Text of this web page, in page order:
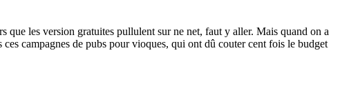
que les version gratuites pullulent sur ne net, faut y aller. Mais quand on a
campagnes de pubs pour vioques, qui ont dû couter cent fois le budget